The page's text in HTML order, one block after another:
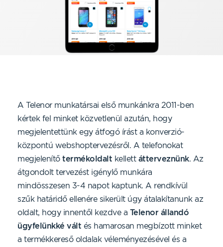
A Telenor munkatársai első munkánkra 2011-ben
kértek fel minket közvetlenül azután, hogy
megjelentettünk egy átfogó írást a konverzió-
központú webshoptervezésről. A telefonokat
megjelenítő termékoldalt kellett átterveznünk. Az
átgondolt tervezést igénylő munkára
mindösszesen 3-4 napot kaptunk. A rendkívül
szűk határidő ellenére sikerült úgy átalakítanunk az
oldalt, hogy innentől kezdve a Telenor állandó
ügyfelünkké vált és hamarosan megbízott minket
a termékkereső oldalak véleményezésével és a